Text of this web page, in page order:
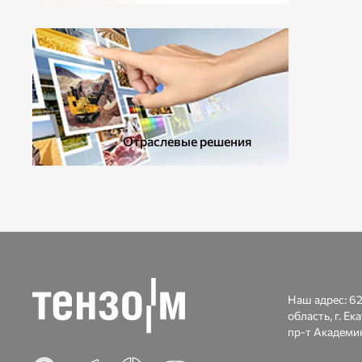
Отраслевые решения
Наш адрес:
область, г.
пр-т